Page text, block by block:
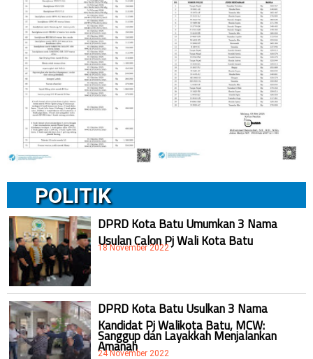
POLITIK
DPRD Kota Batu Umumkan 3 Nama
Usulan Calon Pj Wali Kota Batu
18 November 2022
DPRD Kota Batu Usulkan 3 Nama
Kandidat Pj Walikota Batu, MCW:
Sanggup dan Layakkah Menjalankan
Amanah
24 November 2022